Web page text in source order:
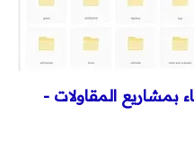
بمشاريع المقاولات -